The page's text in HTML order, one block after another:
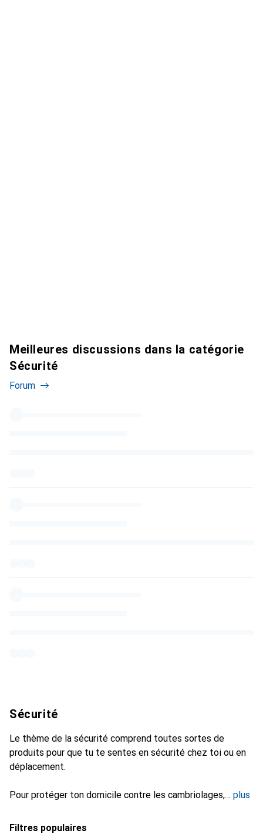
Meilleures discussions dans la catégorie
Sécurité
Forum
Sécurité
Le thème de la sécurité comprend toutes sortes de
produits pour que tu te sentes en sécurité chez toi ou en
déplacement.
Pour protéger ton domicile contre les cambriolages, plus
Filtres populaires